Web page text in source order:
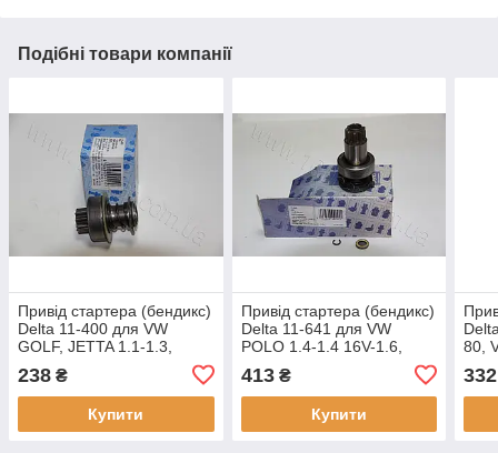
Подібні товари компанії
Привід стартера (бендикс)
Delta 11-400 для VW
GOLF, JETTA 1.1-1.3,
1006209400, 2843, 130405
238 ₴
Купити
Привід стартера (бендикс)
Delta 11-641 для VW
POLO 1.4-1.4 16V-1.6,
оригінальні номери:
1006209641, 2048,
413₴
Купити
80,
332